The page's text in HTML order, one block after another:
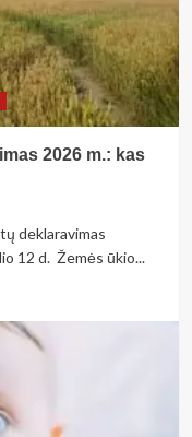
2026 m.: kas
deklaravimas
12 d. Žemės ūkio...